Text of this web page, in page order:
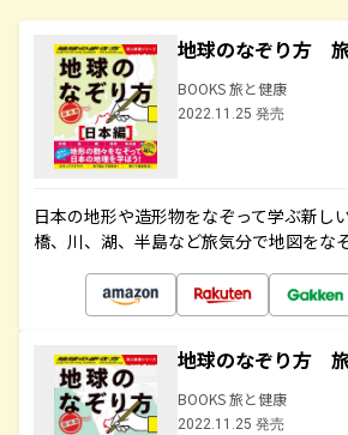
地球のなぞり方
BOOKS 旅と健康
2022.11.25 発売
日本の地形や造形物をなぞって学ぶ新し
橋、川、湖、半島など旅気分で地図をな
地球のなぞり方
BOOKS 旅と健康
2022.11.25 発売